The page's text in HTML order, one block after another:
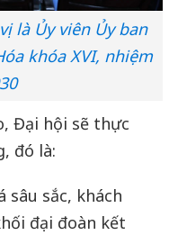
là Ủy viên Ủy ban
khóa XVI, nhiệm
Đại hội sẽ thực
đó là:
sắc, khách
đại đoàn kết